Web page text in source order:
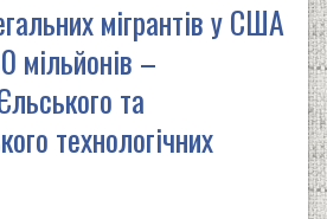
мігрантів у США
мільйонів –
та
технологічних